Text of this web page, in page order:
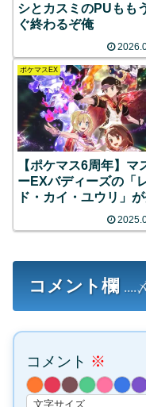
シとカスミのPUもも
ぐ終わるぞ俺
ポケマスEX
【ポケマス6周年】マ
ーEXバディーズの「
ド・カイ・ユウリ」
コメント欄 ....
コメント ※